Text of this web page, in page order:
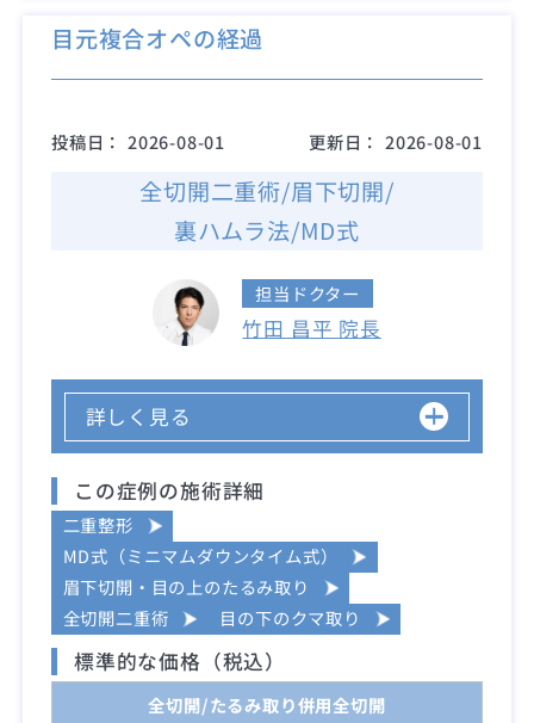
目元複合オペの経過
投稿日： 2026-08-01 更新日： 2026-08-01
全切開二重術/眉下切開/
裏ハムラ法/MD式
担当ドクター
竹田 昌平 院長
詳しく見る
この症例の施術詳細
二重整形
MD式（ミニマムダウンタイム式）
眉下切開・目の上のたるみ取り
全切開二重術
目の下のクマ取り
標準的な価格（税込）
全切開/たるみ取り併用全切開